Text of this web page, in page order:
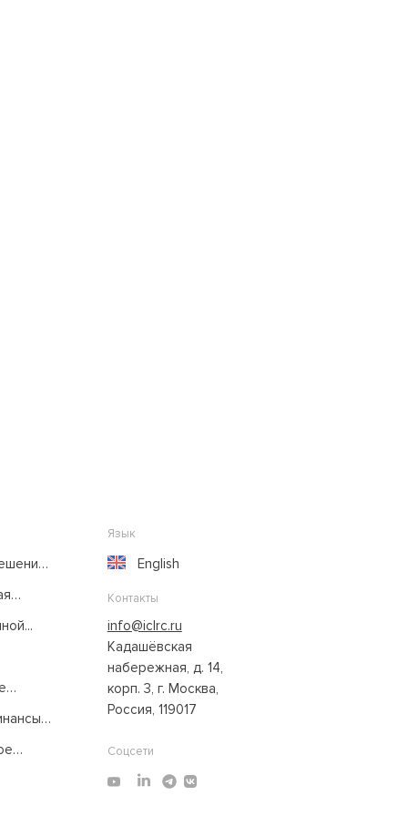
Язык
English
Контакты
info@iclrc.ru
Кадашёвская
набережная, д. 14,
корп. 3, г. Москва,
Россия, 119017
Соцсети